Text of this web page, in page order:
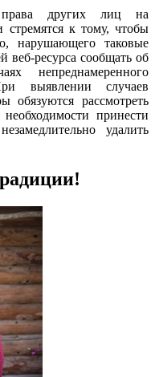
права других лиц на
стремятся к тому, чтобы
нарушающего таковые
веб-ресурса сообщать об
непреднамеренного
выявлении случаев
обязуются рассмотреть
принести
удалить